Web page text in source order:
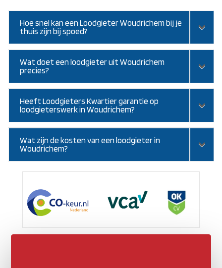
Hoe snel kan een Loodgieter Woudrichem bij je
thuis zijn bij spoed?
Wat doet een loodgieter uit Woudrichem
precies?
Heeft Loodgieters Kwartier garantie op
loodgieterswerk in Woudrichem?
Wat zijn de kosten van een loodgieter in
Woudrichem?